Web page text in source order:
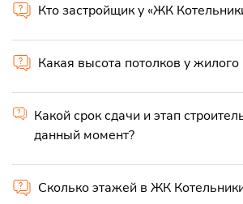
Кто застройщик у «ЖК
Какая высота потолков у жилого
Какой срок сдачи и этап
данный момент?
Сколько этажей в ЖК